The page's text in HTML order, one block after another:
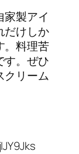
家製アイ
だけしか
。料理苦
す。ぜひ
クリーム